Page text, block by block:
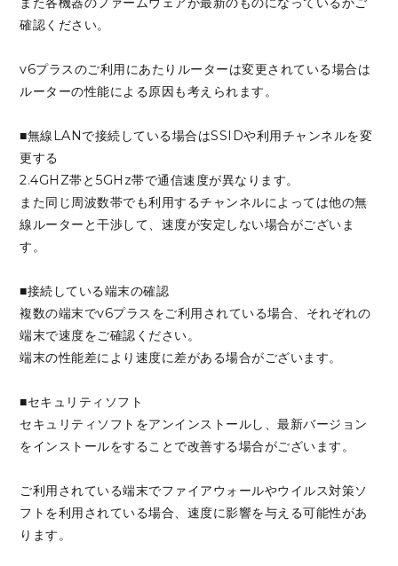
確認ください。
v6プラスのご利用にあたりルーターは変更されている場合は
ルーターの性能による原因も考えられます。
■無線LANで接続している場合はSSIDや利用チャンネルを変
更する
2.4GHZ帯と5GHz帯で通信速度が異なります。
また同じ周波数帯でも利用するチャンネルによっては他の無
線ルーターと干渉して、速度が安定しない場合がございま
す。
■接続している端末の確認
複数の端末でv6プラスをご利用されている場合、それぞれの
端末で速度をご確認ください。
端末の性能差により速度に差がある場合がございます。
■セキュリティソフト
セキュリティソフトをアンインストールし、最新バージョン
をインストールをすることで改善する場合がございます。
ご利用されている端末でファイアウォールやウイルス対策ソ
フトを利用されている場合、速度に影響を与える可能性があ
ります。